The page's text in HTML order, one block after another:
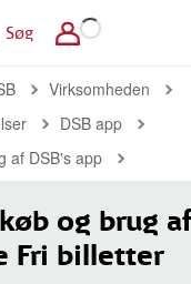
Søg
Virksomheden
DSB app
af DSB's app
og brug
Fri billetter